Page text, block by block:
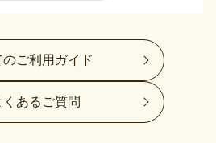
のご利用ガイド
くあるご質問